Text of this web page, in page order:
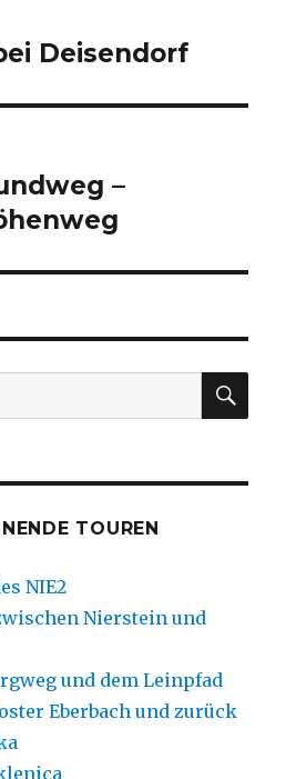
Deisendorf
–
TOUREN
NIE2
Nierstein und
und dem Leinpfad
Eberbach und zurück